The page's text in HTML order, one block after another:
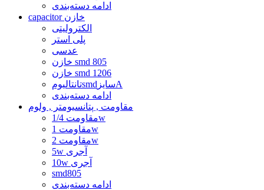
ادامه دسته‌بندی
capacitor خازن
الکترولیتی
پلی استر
عدسی
خازن smd 805
خازن smd 1206
تانتالیومsmdسایزA
ادامه دسته‌بندی
مقاومت , پتانسیومتر , ولوم
مقاومت 1/4w
مقاومت 1w
مقاومت 2w
5w آجری
10w آجری
smd805
ادامه دسته‌بندی